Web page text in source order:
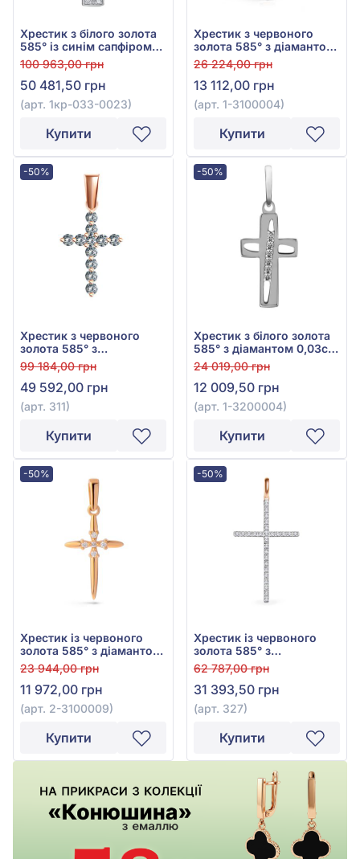
Хрестик з білого золота
585° із синім сапфіром
0,68ct та діамантом
0,03ct, арт. 1кр-033-
0023
100 963,00 грн
50 481,50 грн
(арт. 1кр-033-0023)
Купити
Хрестик з червоного
золота 585° з діамантом
0,03ct, арт. 1-3100004
26 224,00 грн
13 112,00 грн
(арт. 1-3100004)
Купити
-50%
Хрестик з червоного
золота 585° з
діамантами 0,516ct, арт.
311
99 184,00 грн
49 592,00 грн
(арт. 311)
Купити
-50%
Хрестик з білого золота
585° з діамантом 0,03ct,
арт. 1-3200004
24 019,00 грн
12 009,50 грн
(арт. 1-3200004)
Купити
-50%
Хрестик із червоного
золота 585° з діамантом
0,03ct, арт. 2-3100009
23 944,00 грн
11 972,00 грн
(арт. 2-3100009)
Купити
-50%
Хрестик із червоного
золота 585° з
діамантами 0,21ct, арт.
327
62 787,00 грн
31 393,50 грн
(арт. 327)
Купити